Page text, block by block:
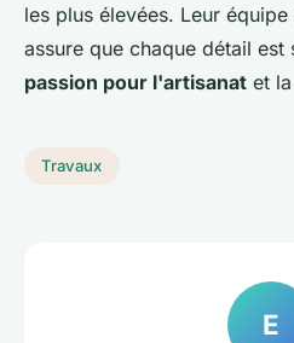
les plus élevées. Leur
assure que chaque détail
passion pour l'artisanat et
Travaux
E